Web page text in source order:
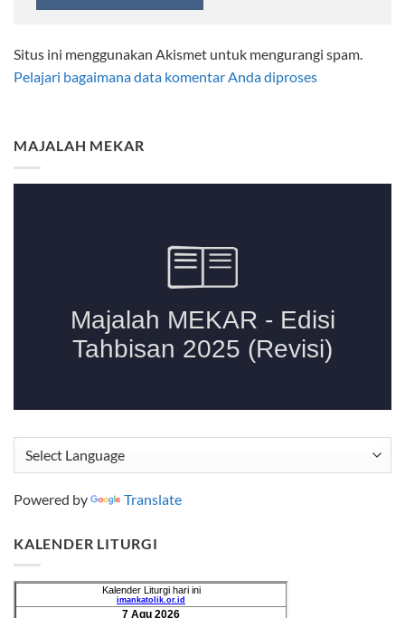
MAJALAH MEKAR
Powered by Translate
KALENDER LITURGI
Situs ini menggunakan Akismet untuk mengurangi spam.
Pelajari bagaimana data komentar Anda diproses